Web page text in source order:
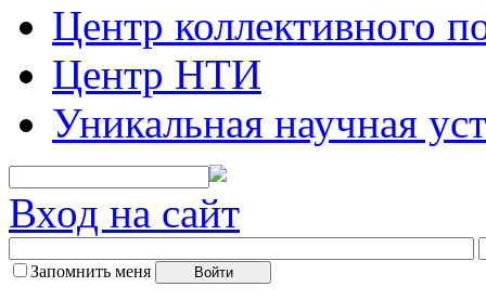
Центр коллективного
Центр НТИ
Уникальная научная
Вход на сайт
Запомнить меня